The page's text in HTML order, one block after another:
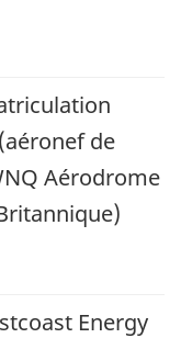
de
Aérodrome
Energy